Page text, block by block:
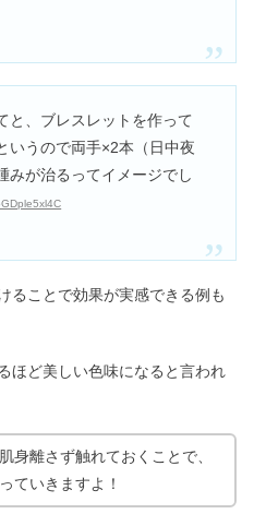
と、ブレスレットを作って
いうので両手×2本（日中夜
みが治るってイメージでし
ることで効果が実感できる例も
ほど美しい色味になると言われ
身離さず触れておくことで、
ていきますよ！